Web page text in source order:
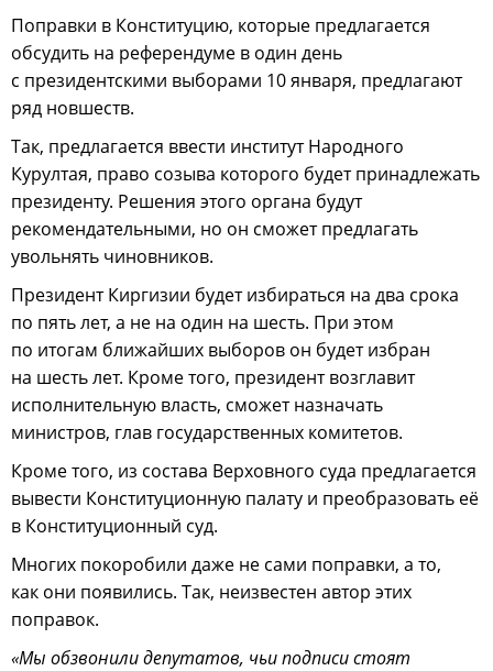
Поправки в Конституцию, которые предлагается
обсудить на референдуме в один день
с президентскими выборами 10 января, предлагают
ряд новшеств.
Так, предлагается ввести институт Народного
Курултая, право созыва которого будет принадлежать
президенту. Решения этого органа будут
рекомендательными, но он сможет предлагать
увольнять чиновников.
Президент Киргизии будет избираться на два срока
по пять лет, а не на один на шесть. При этом
по итогам ближайших выборов он будет избран
на шесть лет. Кроме того, президент возглавит
исполнительную власть, сможет назначать
министров, глав государственных комитетов.
Кроме того, из состава Верховного суда предлагается
вывести Конституционную палату и преобразовать её
в Конституционный суд.
Многих покоробили даже не сами поправки, а то,
как они появились. Так, неизвестен автор этих
поправок.
«Мы обзвонили депутатов, чьи подписи стоят